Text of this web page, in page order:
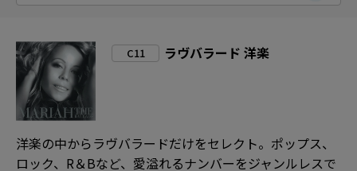
C11 ラヴバラード 洋楽
洋楽の中からラヴバラードだけをセレクト。ポップス、
ロック、R＆Bなど、愛溢れるナンバーをジャンルレスで